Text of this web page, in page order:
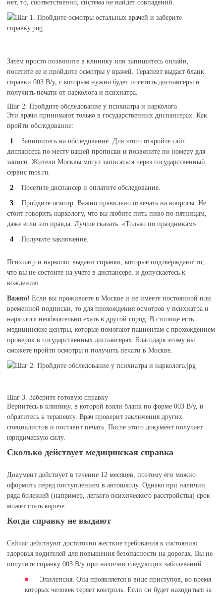
нет, то, соответственно, система не найдет совпадений.
Затем просто позвоните в клинику или запишитесь онлайн,
посетите ее и пройдите осмотры у врачей. Терапевт выдаст бланк
справки 003 В/у, с которым нужно будет посетить диспансеры и
получить печати от нарколога и психиатра.
Шаг 2. Пройдите обследование у психиатра и нарколога
Эти врачи принимают только в государственных диспансерах. Как
пройти обследование:
Запишитесь на обследование. Для этого откройте сайт
диспансера по месту вашей прописки и позвоните по номеру для
записи. Жители Москвы могут записаться через государственный
сервис mos.ru.
Посетите диспансер и оплатите обследование.
Пройдите осмотр. Важно правильно отвечать на вопросы. Не
стоит говорить наркологу, что вы любите пить пиво по пятницам,
даже если это правда. Лучше сказать: «Только по праздникам».
Получите заключение.
Психиатр и нарколог выдают справки, которые подтверждают то,
что вы не состоите на учете в диспансере, и допускаетесь к
вождению.
Важно! Если вы проживаете в Москве и не имеете постоянной или
временной подписки, то для прохождения осмотров у психиатра и
нарколога необязательно ехать в другой город. В столице есть
медицинские центры, которые помогают пациентам с прохождением
проверок в государственных диспансерах. Благодаря этому вы
сможете пройти осмотры и получить печати в Москве.
Шаг 3. Заберите готовую справку
Вернитесь в клинику, в которой взяли бланк по форме 003 В/у, и
обратитесь к терапевту. Врач проверит заключения других
специалистов и поставит печать. После этого документ получает
юридическую силу.
Сколько действует медицинская справка
Документ действует в течение 12 месяцев, поэтому его можно
оформить перед поступлением в автошколу. Однако при наличии
ряда болезней (например, легкого психического расстройства) срок
может стать короче.
Когда справку не выдают
Сейчас действуют достаточно жесткие требования к состоянию
здоровья водителей для повышения безопасности на дорогах. Вы не
получите справку 003 В/у при наличии следующих заболеваний:
Эпилепсия. Она проявляется в виде приступов, во время
которых человек теряет контроль. Если он будет находиться за